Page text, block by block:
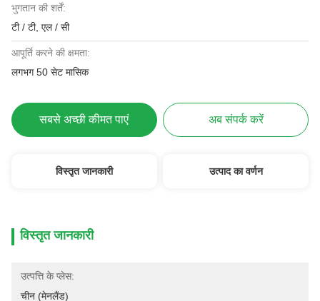
भुगतान की शर्तें:
टी / टी, एल / सी
आपूर्ति करने की क्षमता:
लगभग 50 सेट मासिक
सबसे अच्छी कीमत पाएं अब संपर्क करें
विस्तृत जानकारी उत्पाद का वर्णन
विस्तृत जानकारी
उत्पत्ति के प्लेस:
चीन (मेनलैंड)